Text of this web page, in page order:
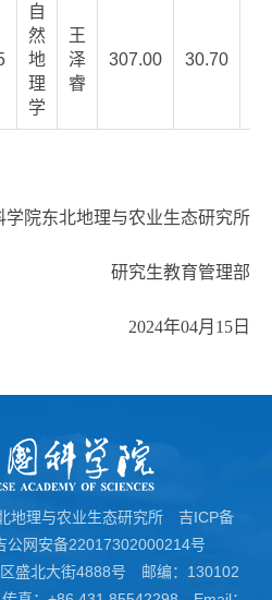
自
然
地
理
学
王
泽
睿
307.00 30.70
学院东北地理与农业生态研究所
研究生教育管理部
2024年04月15日
地理与农业生态研究所 吉ICP备
公网安备22017302000214号
盛北大街4888号 邮编：130102